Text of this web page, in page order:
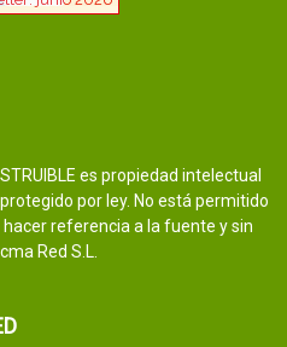
es propiedad intelectual
por ley. No está permitido
referencia a la fuente y sin
Red S.L.